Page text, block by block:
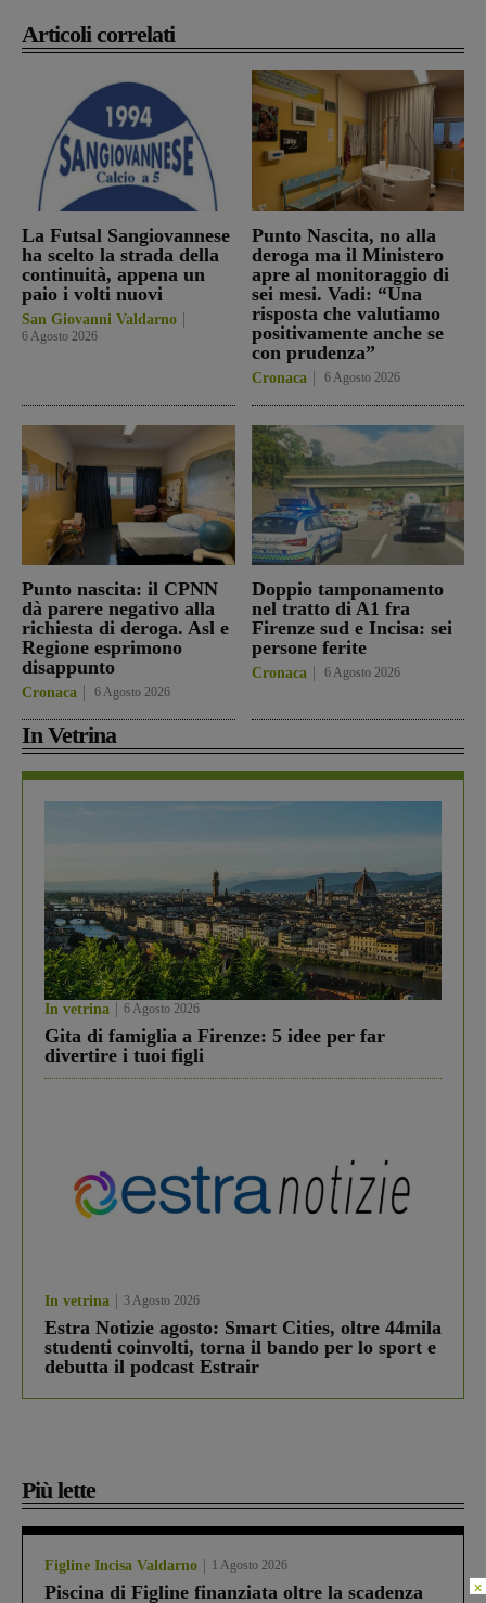
Articoli correlati
La Futsal Sangiovannese
ha scelto la strada della
continuità, appena un
paio i volti nuovi
San Giovanni Valdarno
6 Agosto 2026
Punto Nascita, no alla
deroga ma il Ministero
apre al monitoraggio di
sei mesi. Vadi: “Una
risposta che valutiamo
positivamente anche se
con prudenza”
Cronaca 6 Agosto 2026
Punto nascita: il CPNN
dà parere negativo alla
richiesta di deroga. Asl e
Regione esprimono
disappunto
Cronaca 6 Agosto 2026
Doppio tamponamento
nel tratto di A1 fra
Firenze sud e Incisa: sei
persone ferite
Cronaca 6 Agosto 2026
In Vetrina
In vetrina 6 Agosto 2026
Gita di famiglia a Firenze: 5 idee per far
divertire i tuoi figli
In vetrina 3 Agosto 2026
Estra Notizie agosto: Smart Cities, oltre 44mila
studenti coinvolti, torna il bando per lo sport e
debutta il podcast Estrair
Più lette
Figline Incisa Valdarno 1 Agosto 2026
Piscina di Figline finanziata oltre la scadenza
×